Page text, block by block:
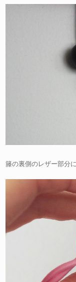
籐の裏側のレザー部分